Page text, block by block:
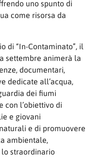
uno spunto di
come risorsa da
di “In-Contaminato”, il
settembre animerà la
documentari,
dedicate all’acqua,
dei fiumi
con l’obiettivo di
e giovani
e di promuovere
ambientale,
straordinario